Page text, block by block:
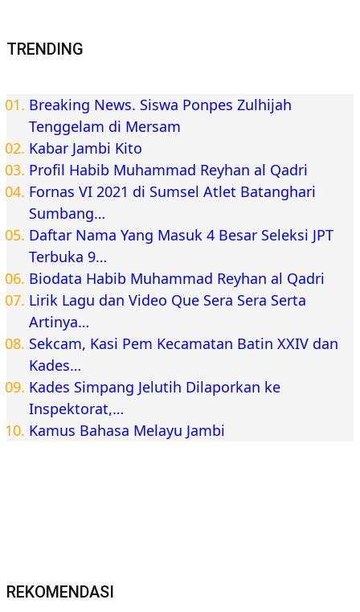
TRENDING
Breaking News. Siswa Ponpes Zulhijah
Tenggelam di Mersam
Kabar Jambi Kito
Profil Habib Muhammad Reyhan al Qadri
Fornas VI 2021 di Sumsel Atlet Batanghari
Sumbang…
Daftar Nama Yang Masuk 4 Besar Seleksi JPT
Terbuka 9…
Biodata Habib Muhammad Reyhan al Qadri
Lirik Lagu dan Video Que Sera Sera Serta
Artinya…
Sekcam, Kasi Pem Kecamatan Batin XXIV dan
Kades…
Kades Simpang Jelutih Dilaporkan ke
Inspektorat,…
Kamus Bahasa Melayu Jambi
REKOMENDASI